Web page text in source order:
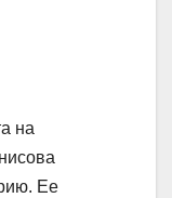
на
Ее